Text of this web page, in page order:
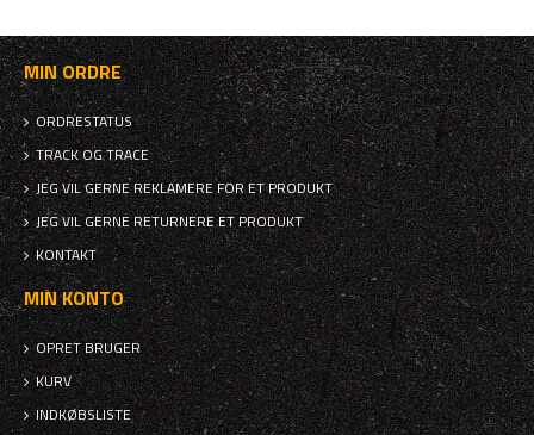
MIN ORDRE
ORDRESTATUS
TRACK OG TRACE
JEG VIL GERNE REKLAMERE FOR ET PRODUKT
JEG VIL GERNE RETURNERE ET PRODUKT
KONTAKT
MIN KONTO
OPRET BRUGER
KURV
INDKØBSLISTE